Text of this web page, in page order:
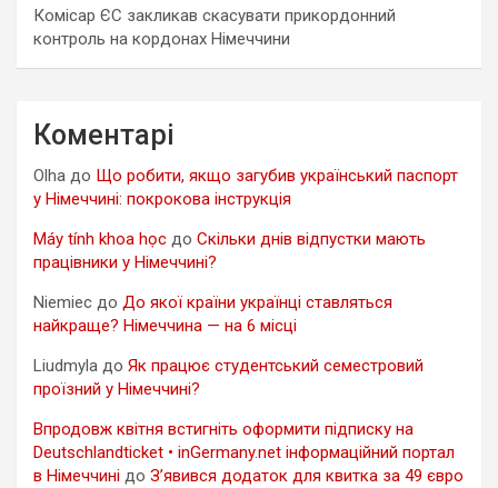
Комісар ЄС закликав скасувати прикордонний
контроль на кордонах Німеччини
Коментарі
Olha до Що робити, якщо загубив український паспорт
у Німеччині: покрокова інструкція
Máy tính khoa học до Скільки днів відпустки мають
працівники у Німеччині?
Niemiec до До якої країни українці ставляться
найкраще? Німеччина — на 6 місці
Liudmyla до Як працює студентський семестровий
проїзний у Німеччині?
Впродовж квітня встигніть оформити підписку на
Deutschlandticket • inGermany.net інформаційний портал
в Німеччині до З’явився додаток для квитка за 49 євро